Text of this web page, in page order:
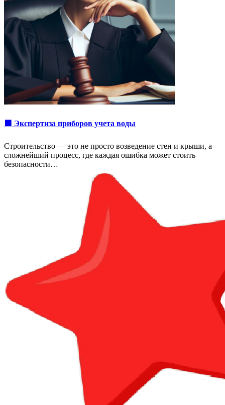
🟩 Экспертиза приборов учета воды
Строительство — это не просто возведение стен и крыши, а
сложнейший процесс, где каждая ошибка может стоить
безопасности…